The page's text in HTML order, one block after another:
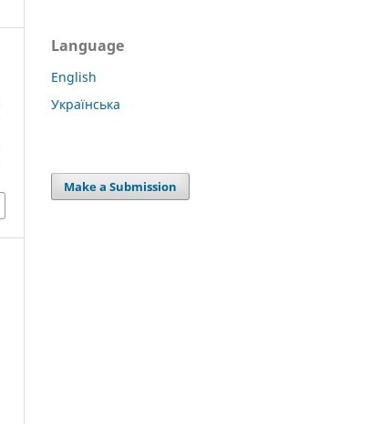
Language
English
Українська
Make a Submission